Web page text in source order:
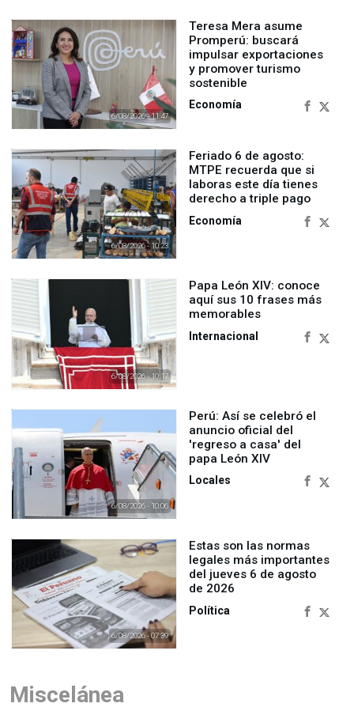
6/08/2026 - 11:47
Teresa Mera asume
Promperú: buscará
impulsar exportaciones
y promover turismo
sostenible
Economía
6/08/2026 - 10:23
Feriado 6 de agosto:
MTPE recuerda que si
laboras este día tienes
derecho a triple pago
Economía
6/08/2026 - 10:17
Papa León XIV: conoce
aquí sus 10 frases más
memorables
Internacional
6/08/2026 - 10:06
Perú: Así se celebró el
anuncio oficial del
'regreso a casa' del
papa León XIV
Locales
6/08/2026 - 07:39
Estas son las normas
legales más importantes
del jueves 6 de agosto
de 2026
Política
Miscelánea